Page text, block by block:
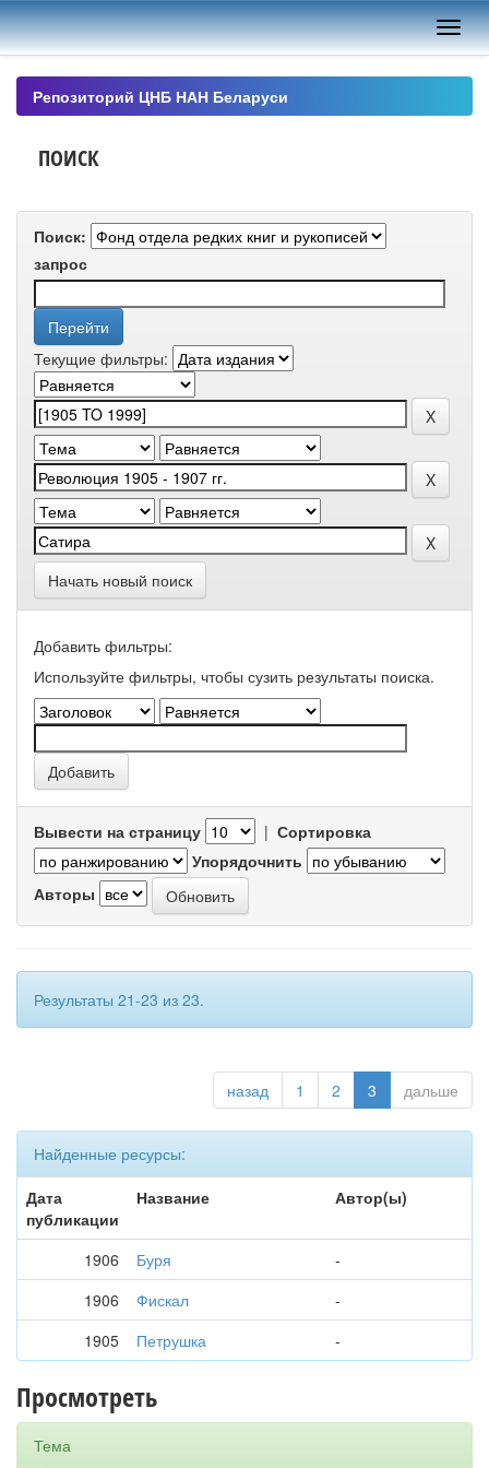
Skip
navigation
Репозиторий ЦНБ НАН Беларуси
ПОИСК
Поиск:
запрос
Текущие фильтры:
Начать новый поиск
Добавить фильтры:
Используйте фильтры, чтобы сузить результаты поиска.
Вывести на страницу | Сортировка
Упорядочнить
Авторы
Результаты 21-23 из 23.
назад 1 2 3 дальше
Найденные ресурсы:
Дата
публикации
Название Автор(ы)
1906 Буря
-
1906
Фискал
-
1905
Петрушка -
Просмотреть
Тема